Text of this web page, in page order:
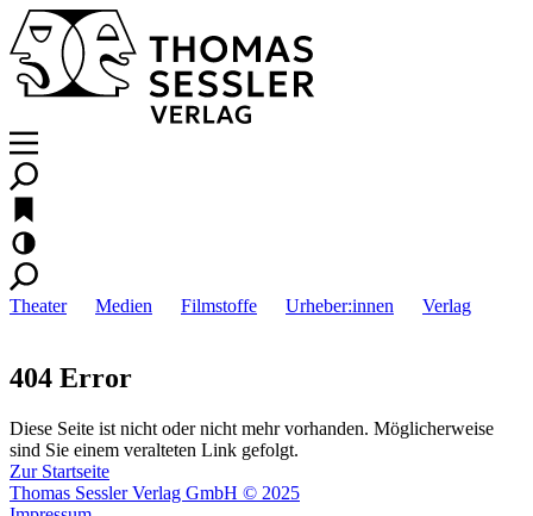
Theater Medien Filmstoffe Urheber:innen Verlag
404 Error
Diese Seite ist nicht oder nicht mehr vorhanden. Möglicherweise
sind Sie einem veralteten Link gefolgt.
Zur Startseite
Thomas Sessler Verlag GmbH © 2025